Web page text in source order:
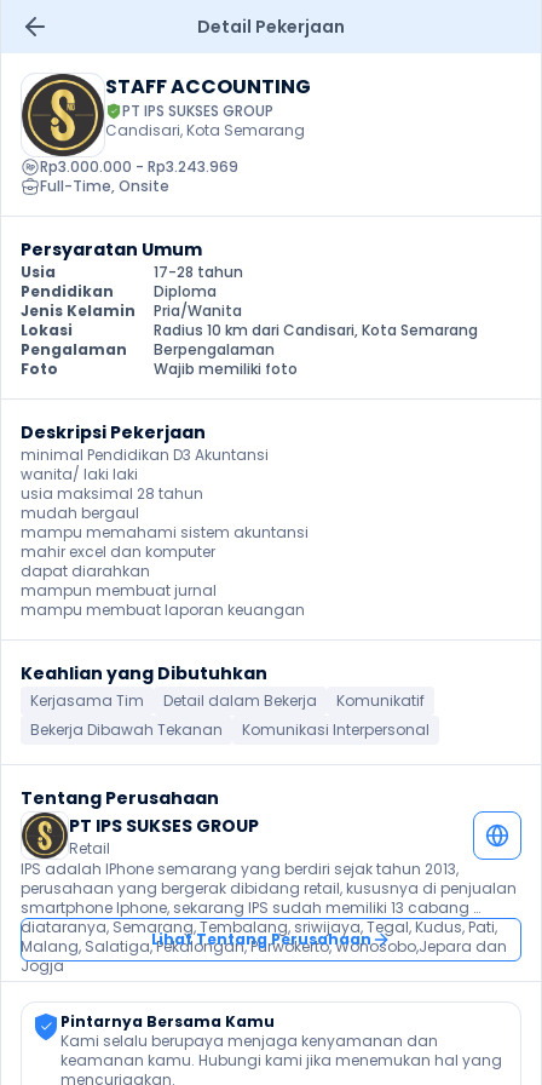
Detail Pekerjaan
STAFF ACCOUNTING
PT IPS SUKSES GROUP
Candisari, Kota Semarang
Rp3.000.000 - Rp3.243.969
Full-Time, Onsite
Persyaratan Umum
Usia
17-28 tahun
Pendidikan
Diploma
Jenis Kelamin
Pria/Wanita
Lokasi
Radius 10 km dari Candisari, Kota Semarang
Pengalaman
Berpengalaman
Foto
Wajib memiliki foto
Deskripsi Pekerjaan
minimal Pendidikan D3 Akuntansi
wanita/ laki laki
usia maksimal 28 tahun
mudah bergaul
mampu memahami sistem akuntansi
mahir excel dan komputer
dapat diarahkan
mampun membuat jurnal
mampu membuat laporan keuangan
Keahlian yang Dibutuhkan
Kerjasama Tim Detail dalam Bekerja
Komunikatif
Bekerja Dibawah Tekanan
Komunikasi Interpersonal
Tentang Perusahaan
PT IPS SUKSES GROUP
Retail
IPS adalah IPhone semarang yang berdiri sejak tahun 2013,
perusahaan yang bergerak dibidang retail, kususnya di penjualan
smartphone Iphone, sekarang IPS sudah memiliki 13 cabang
diataranya, Semarang, Tembalang, sriwijaya, Tegal, Kudus, Pati,
Malang, Salatiga, Pekalongan, Purwokerto, Wonosobo,Jepara dan
Jogja
Lihat Tentang Perusahaan
Pintarnya Bersama Kamu
Kami selalu berupaya menjaga kenyamanan dan
keamanan kamu. Hubungi kami jika menemukan hal yang
mencurigakan.